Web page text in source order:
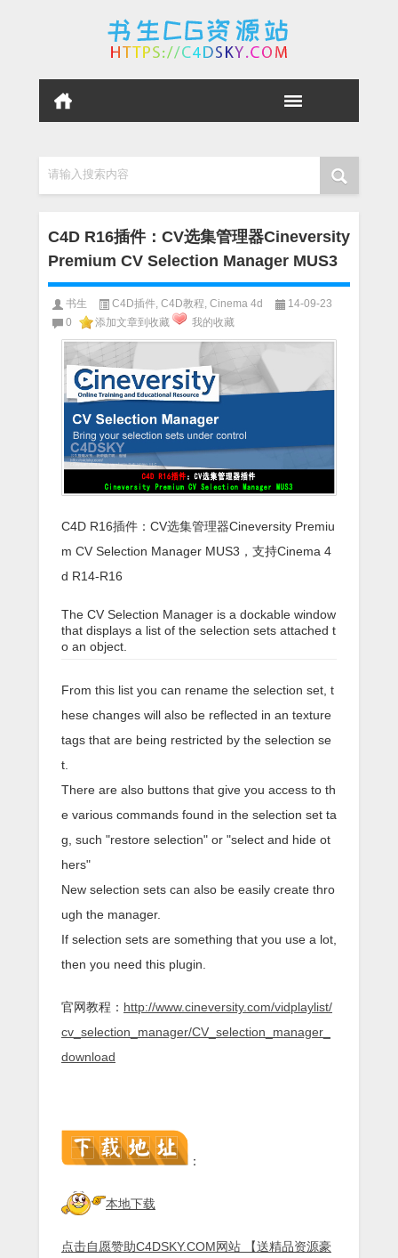
请输入搜索内容
C4D R16插件：CV选集管理器Cineversity
Premium CV Selection Manager MUS3
书生 C4D插件 C4D教程 Cinema 4d
14-09-23
0
添加文章到收藏 我的收藏
C4D R16插件：CV选集管理器Cineversity Premiu
m CV Selection Manager MUS3，支持Cinema 4
d R14-R16
The CV Selection Manager is a dockable window
that displays a list of the selection sets attached t
o an object.
From this list you can rename the selection set, t
hese changes will also be reflected in an texture
tags that are being restricted by the selection se
t.
There are also buttons that give you access to th
e various commands found in the selection set ta
g, such "restore selection" or "select and hide ot
hers"
New selection sets can also be easily create thro
ugh the manager.
If selection sets are something that you use a lot,
then you need this plugin.
官网教程： http://www.cineversity.com/vidplaylist/
cv_selection_manager/CV_selection_manager_
download
：
本地下载
点击自愿赞助C4DSKY.COM网站 【送精品资源豪